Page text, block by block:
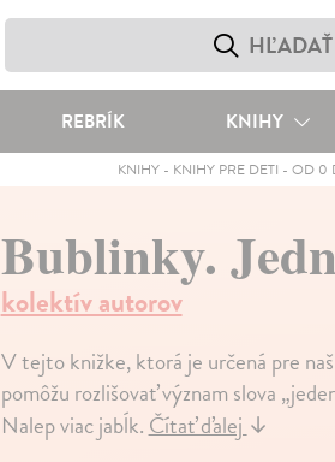
REBRÍK KNIHY
KNIHY- KNIHY PRE DETI - OD 0
Bublinky.
kolektív autorov
V tejto knižke, ktorá je určená pre
pomôžu rozlišovať význam slova
Nalep viac jabĺk.Čítať ďalej↓